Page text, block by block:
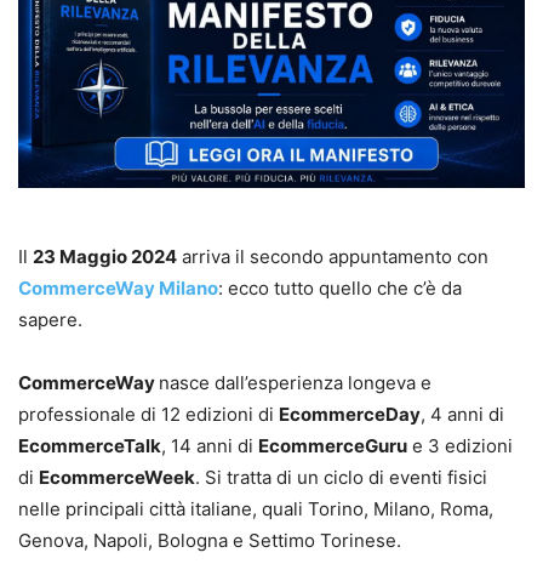
Il 23 Maggio 2024 arriva il secondo appuntamento con
CommerceWay Milano: ecco tutto quello che c’è da
sapere.
CommerceWay nasce dall’esperienza longeva e
professionale di 12 edizioni di EcommerceDay, 4 anni di
EcommerceTalk, 14 anni di EcommerceGuru e 3 edizioni
di EcommerceWeek. Si tratta di un ciclo di eventi fisici
nelle principali città italiane, quali Torino, Milano, Roma,
Genova, Napoli, Bologna e Settimo Torinese.